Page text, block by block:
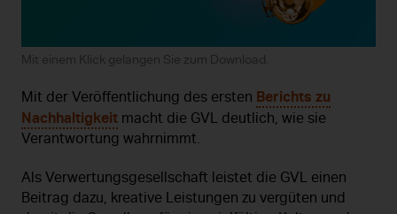
Mit einem Klick gelangen Sie zum Download.
Mit der Veröffentlichung des ersten Berichts zu
Nachhaltigkeit macht die GVL deutlich, wie sie
Verantwortung wahrnimmt.
Als Verwertungsgesellschaft leistet die GVL einen
Beitrag dazu, kreative Leistungen zu vergüten und